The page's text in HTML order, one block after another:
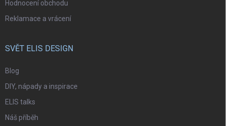
Hodnocení obchodu
Reklamace a vrácení
SVĚT ELIS DESIGN
Blog
DIY, nápady a inspirace
ELIS talks
Náš příběh